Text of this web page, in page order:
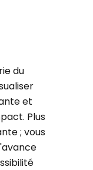
du
et
Plus
; vous